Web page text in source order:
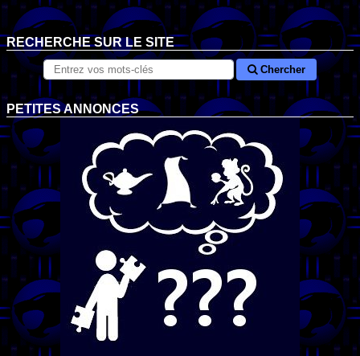
RECHERCHE SUR LE SITE
Chercher
PETITES ANNONCES